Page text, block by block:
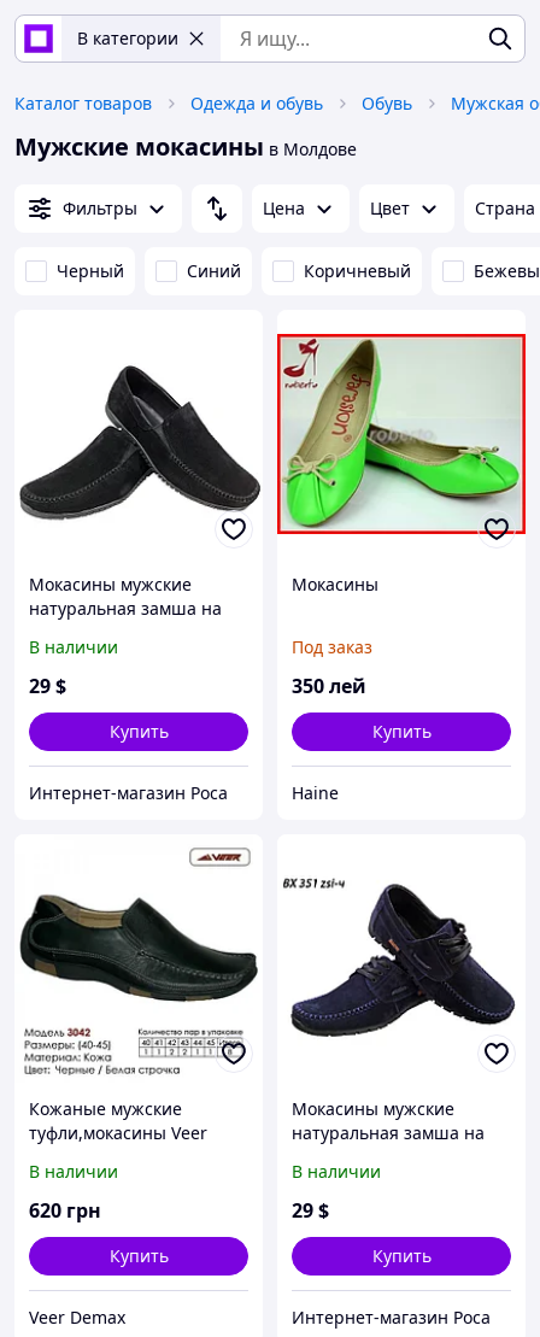
В категории
Каталог товаров Одежда и обувь Обувь Мужская
Мужские мокасины в Молдове
Фильтры Цена Цвет Страна
Черный Синий Коричневый
Мокасины мужские
натуральная замша на
В наличии
29$
Купить
Интернет-магазин Роса
Мокасины
Под заказ
350лей
Купить
Haine
Кожаные мужские
туфли,мокасины Veer
В наличии
620 грн
Купить
Veer Demax
Мокасины мужские
натуральная замша на
В наличии
29$
Купить
Интернет-магазин Роса